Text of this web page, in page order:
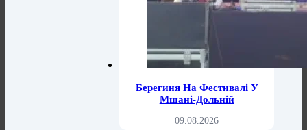
Берегиня На Фестивалі У
Мшані-Дольній
09.08.2026